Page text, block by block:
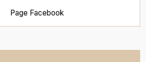
Page Facebook